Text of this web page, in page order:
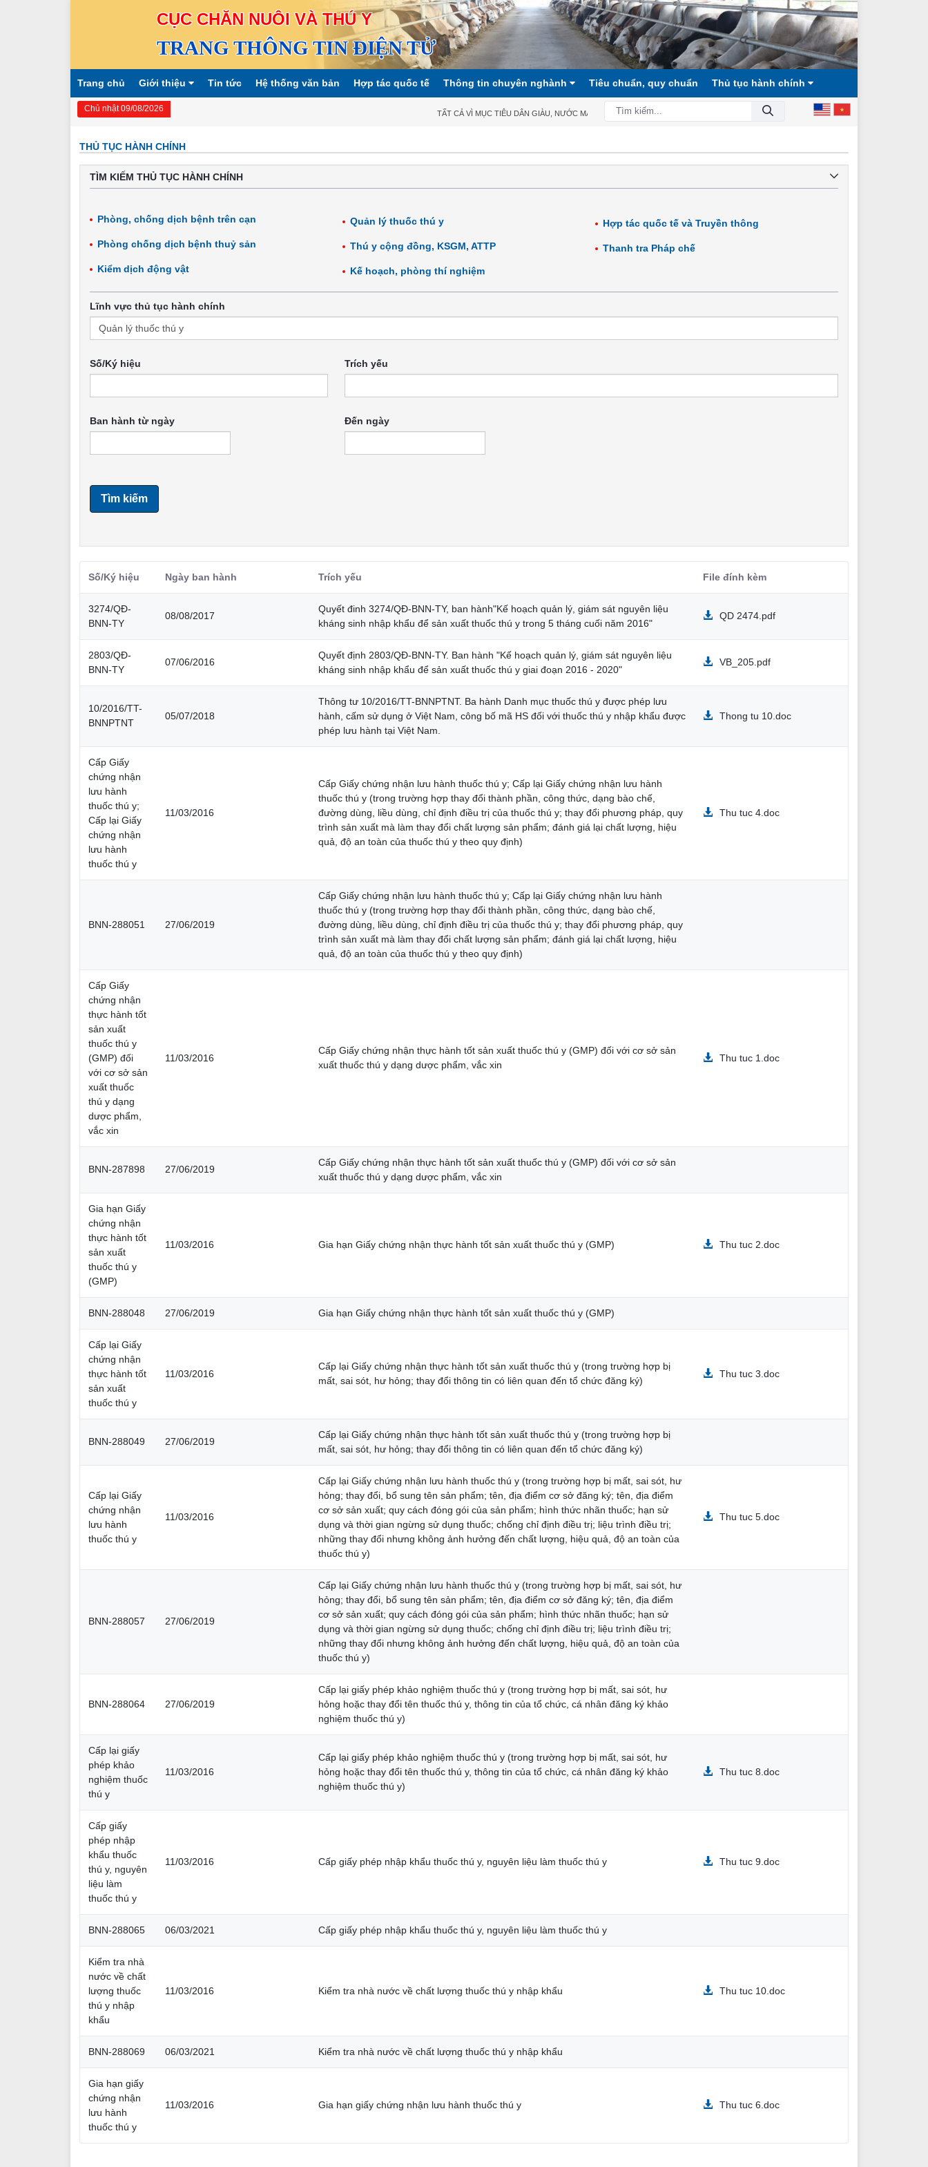
CỤC CHĂN NUÔI VÀ THÚ Y
TRANG THÔNG TIN ĐIỆN TỬ
Trang chủ Giới thiệu Tin tức Hệ thống văn bản Hợp tác quốc tế Thông tin chuyên nghành Tiêu chuẩn, quy chuẩn Thủ tục hành chính
Chủ nhật 09/08/2026 TẤT CẢ VÌ MỤC TIÊU DÂN GIÀU, NƯỚC MẠNH, XÃ HỘI CÔNG BẰNG, DÂN CHỦ, VĂN MINH!
THỦ TỤC HÀNH CHÍNH
TÌM KIẾM THỦ TỤC HÀNH CHÍNH
Phòng, chống dịch bệnh trên cạn
Phòng chống dịch bệnh thuỷ sản
Kiểm dịch động vật
Quản lý thuốc thú y
Thú y cộng đồng, KSGM, ATTP
Kế hoạch, phòng thí nghiệm
Hợp tác quốc tế và Truyền thông
Thanh tra Pháp chế
Lĩnh vực thủ tục hành chính
Số/Ký hiệu Trích yếu
Ban hành từ ngày Đến ngày
Tìm kiếm
Số/Ký hiệu Ngày ban hành Trích yếu File đính kèm
3274/QĐ-
BNN-TY
08/08/2017
Quyết đinh 3274/QĐ-BNN-TY, ban hành"Kế hoạch quản lý, giám sát nguyên liệu
kháng sinh nhập khẩu để sản xuất thuốc thú y trong 5 tháng cuối năm 2016"
QD 2474.pdf
2803/QĐ-
BNN-TY
07/06/2016
Quyết định 2803/QĐ-BNN-TY. Ban hành "Kế hoạch quản lý, giám sát nguyên liệu
kháng sinh nhập khẩu để sản xuất thuốc thú y giai đoạn 2016 - 2020"
VB_205.pdf
10/2016/TT-
BNNPTNT
05/07/2018
Thông tư 10/2016/TT-BNNPTNT. Ba hành Danh mục thuốc thú y được phép lưu
hành, cấm sử dụng ở Việt Nam, công bố mã HS đối với thuốc thú y nhập khẩu được
phép lưu hành tại Việt Nam.
Thong tu 10.doc
Cấp Giấy
chứng nhận
lưu hành
thuốc thú y;
Cấp lại Giấy
chứng nhận
lưu hành
thuốc thú y
11/03/2016
Cấp Giấy chứng nhận lưu hành thuốc thú y; Cấp lại Giấy chứng nhận lưu hành
thuốc thú y (trong trường hợp thay đổi thành phần, công thức, dạng bào chế,
đường dùng, liều dùng, chỉ định điều trị của thuốc thú y; thay đổi phương pháp, quy
trình sản xuất mà làm thay đổi chất lượng sản phẩm; đánh giá lại chất lượng, hiệu
quả, độ an toàn của thuốc thú y theo quy định)
Thu tuc 4.doc
BNN-288051 27/06/2019
Cấp Giấy chứng nhận lưu hành thuốc thú y; Cấp lại Giấy chứng nhận lưu hành
thuốc thú y (trong trường hợp thay đổi thành phần, công thức, dạng bào chế,
đường dùng, liều dùng, chỉ định điều trị của thuốc thú y; thay đổi phương pháp, quy
trình sản xuất mà làm thay đổi chất lượng sản phẩm; đánh giá lại chất lượng, hiệu
quả, độ an toàn của thuốc thú y theo quy định)
Cấp Giấy
chứng nhận
thực hành tốt
sản xuất
thuốc thú y
(GMP) đối
với cơ sở sản
xuất thuốc
thú y dạng
dược phẩm,
vắc xin
11/03/2016
Cấp Giấy chứng nhận thực hành tốt sản xuất thuốc thú y (GMP) đối với cơ sở sản
xuất thuốc thú y dạng dược phẩm, vắc xin
Thu tuc 1.doc
BNN-287898 27/06/2019
Cấp Giấy chứng nhận thực hành tốt sản xuất thuốc thú y (GMP) đối với cơ sở sản
xuất thuốc thú y dạng dược phẩm, vắc xin
Gia hạn Giấy
chứng nhận
thực hành tốt
sản xuất
thuốc thú y
(GMP)
11/03/2016 Gia hạn Giấy chứng nhận thực hành tốt sản xuất thuốc thú y (GMP) Thu tuc 2.doc
BNN-288048 27/06/2019 Gia hạn Giấy chứng nhận thực hành tốt sản xuất thuốc thú y (GMP)
Cấp lại Giấy
chứng nhận
thực hành tốt
sản xuất
thuốc thú y
11/03/2016
Cấp lại Giấy chứng nhận thực hành tốt sản xuất thuốc thú y (trong trường hợp bị
mất, sai sót, hư hỏng; thay đổi thông tin có liên quan đến tổ chức đăng ký)
Thu tuc 3.doc
BNN-288049 27/06/2019
Cấp lại Giấy chứng nhận thực hành tốt sản xuất thuốc thú y (trong trường hợp bị
mất, sai sót, hư hỏng; thay đổi thông tin có liên quan đến tổ chức đăng ký)
Cấp lại Giấy
chứng nhận
lưu hành
thuốc thú y
11/03/2016
Cấp lại Giấy chứng nhận lưu hành thuốc thú y (trong trường hợp bị mất, sai sót, hư
hỏng; thay đổi, bổ sung tên sản phẩm; tên, địa điểm cơ sở đăng ký; tên, địa điểm
cơ sở sản xuất; quy cách đóng gói của sản phẩm; hình thức nhãn thuốc; hạn sử
dụng và thời gian ngừng sử dụng thuốc; chống chỉ định điều trị; liệu trình điều trị;
những thay đổi nhưng không ảnh hưởng đến chất lượng, hiệu quả, độ an toàn của
thuốc thú y)
Thu tuc 5.doc
BNN-288057 27/06/2019
Cấp lại Giấy chứng nhận lưu hành thuốc thú y (trong trường hợp bị mất, sai sót, hư
hỏng; thay đổi, bổ sung tên sản phẩm; tên, địa điểm cơ sở đăng ký; tên, địa điểm
cơ sở sản xuất; quy cách đóng gói của sản phẩm; hình thức nhãn thuốc; hạn sử
dụng và thời gian ngừng sử dụng thuốc; chống chỉ định điều trị; liệu trình điều trị;
những thay đổi nhưng không ảnh hưởng đến chất lượng, hiệu quả, độ an toàn của
thuốc thú y)
BNN-288064 27/06/2019
Cấp lại giấy phép khảo nghiệm thuốc thú y (trong trường hợp bị mất, sai sót, hư
hỏng hoặc thay đổi tên thuốc thú y, thông tin của tổ chức, cá nhân đăng ký khảo
nghiệm thuốc thú y)
Cấp lại giấy
phép khảo
nghiệm thuốc
thú y
11/03/2016
Cấp lại giấy phép khảo nghiệm thuốc thú y (trong trường hợp bị mất, sai sót, hư
hỏng hoặc thay đổi tên thuốc thú y, thông tin của tổ chức, cá nhân đăng ký khảo
nghiệm thuốc thú y)
Thu tuc 8.doc
Cấp giấy
phép nhập
khẩu thuốc
thú y, nguyên
liệu làm
thuốc thú y
11/03/2016 Cấp giấy phép nhập khẩu thuốc thú y, nguyên liệu làm thuốc thú y Thu tuc 9.doc
BNN-288065 06/03/2021 Cấp giấy phép nhập khẩu thuốc thú y, nguyên liệu làm thuốc thú y
Kiểm tra nhà
nước về chất
lượng thuốc
thú y nhập
khẩu
11/03/2016 Kiểm tra nhà nước về chất lượng thuốc thú y nhập khẩu Thu tuc 10.doc
BNN-288069 06/03/2021 Kiểm tra nhà nước về chất lượng thuốc thú y nhập khẩu
Gia hạn giấy
chứng nhận
lưu hành
thuốc thú y
11/03/2016 Gia hạn giấy chứng nhận lưu hành thuốc thú y Thu tuc 6.doc